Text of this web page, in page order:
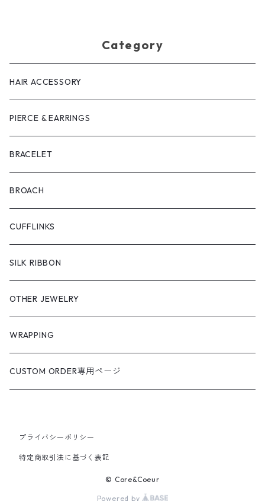
Category
HAIR ACCESSORY
PIERCE & EARRINGS
BRACELET
BROACH
CUFFLINKS
SILK RIBBON
OTHER JEWELRY
WRAPPING
CUSTOM ORDER専用ページ
プライバシーポリシー
特定商取引法に基づく表記
© Core&Coeur
Powered by